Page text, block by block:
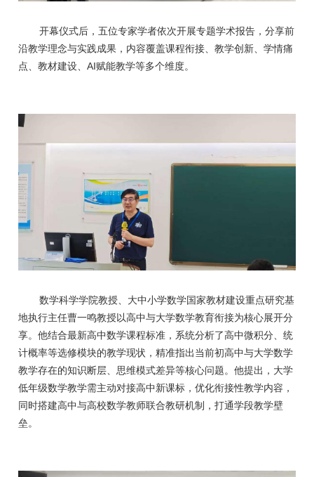
开幕仪式后，五位专家学者依次开展专题学术报告，分享前
沿教学理念与实践成果，内容覆盖课程衔接、教学创新、学情痛
点、教材建设、AI赋能教学等多个维度。
数学科学学院教授、大中小学数学国家教材建设重点研究基
地执行主任曹一鸣教授以高中与大学数学教育衔接为核心展开分
享。他结合最新高中数学课程标准，系统分析了高中微积分、统
计概率等选修模块的教学现状，精准指出当前初高中与大学数学
教学存在的知识断层、思维模式差异等核心问题。他提出，大学
低年级数学教学需主动对接高中新课标，优化衔接性教学内容，
同时搭建高中与高校数学教师联合教研机制，打通学段教学壁
垒。